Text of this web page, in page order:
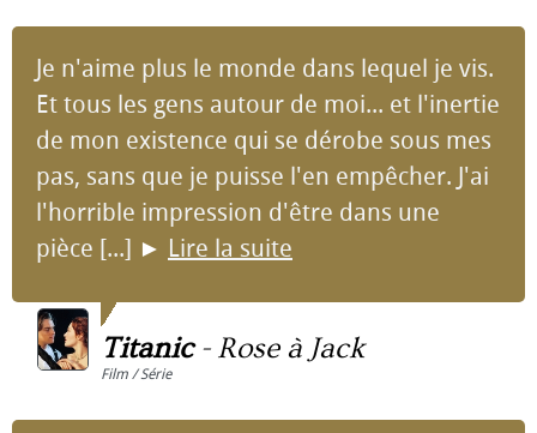
Je n'aime plus le monde dans lequel je vis.
Et tous les gens autour de moi... et l'inertie
de mon existence qui se dérobe sous mes
pas, sans que je puisse l'en empêcher. J'ai
l'horrible impression d'être dans une
pièce [...] ► Lire la suite
Titanic- Rose à Jack
Film / Série